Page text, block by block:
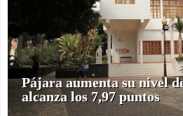
Pájara aumenta su nivel
alcanza los 7,97 puntos